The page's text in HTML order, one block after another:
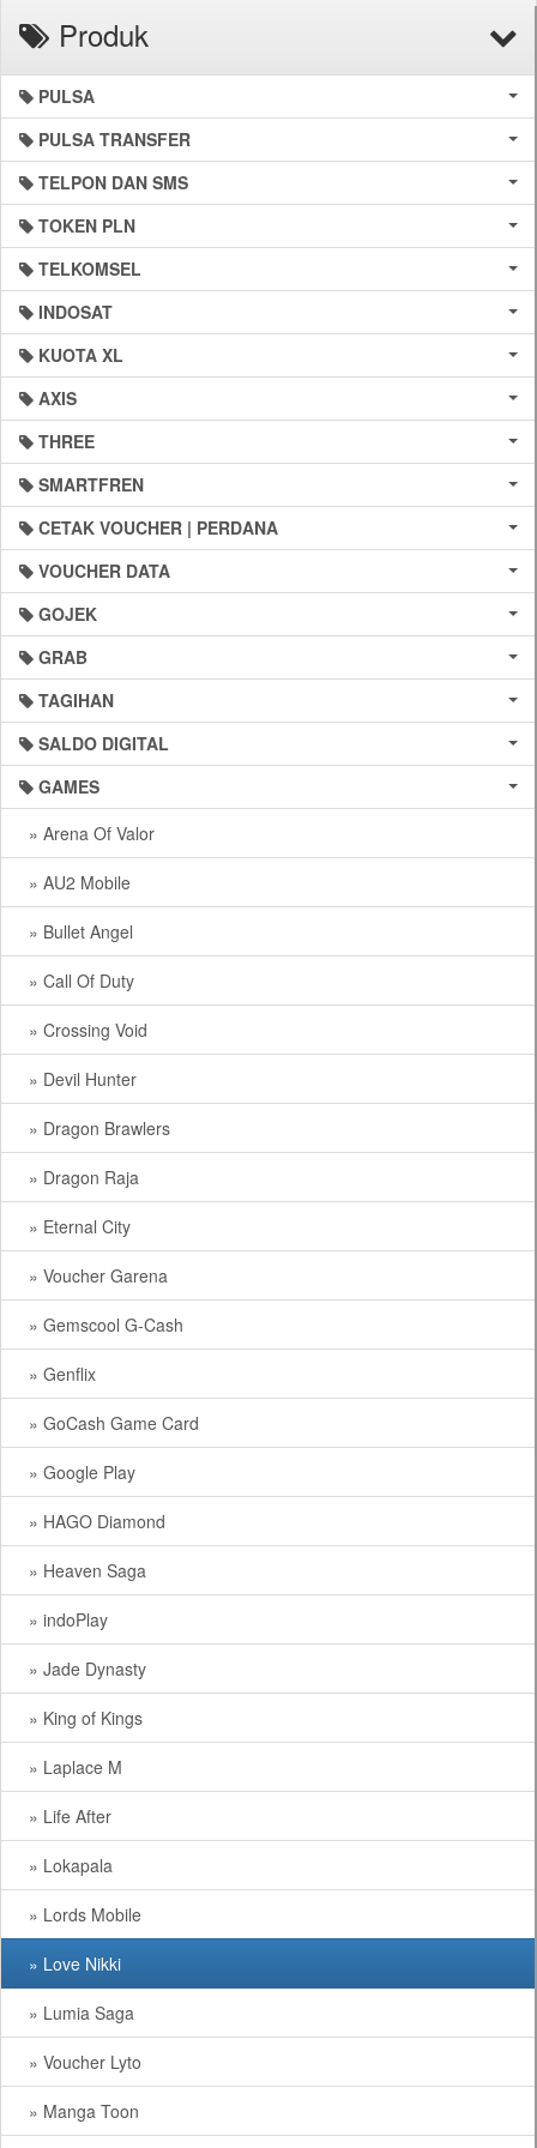
Produk
PULSA
PULSA TRANSFER
TELPON DAN SMS
TOKEN PLN
TELKOMSEL
INDOSAT
KUOTA XL
AXIS
THREE
SMARTFREN
CETAK VOUCHER | PERDANA
VOUCHER DATA
GOJEK
GRAB
TAGIHAN
SALDO DIGITAL
GAMES
» Arena Of Valor
» AU2 Mobile
» Bullet Angel
» Call Of Duty
» Crossing Void
» Devil Hunter
» Dragon Brawlers
» Dragon Raja
» Eternal City
» Voucher Garena
» Gemscool G-Cash
» Genflix
» GoCash Game Card
» Google Play
» HAGO Diamond
» Heaven Saga
» indoPlay
» Jade Dynasty
» King of Kings
» Laplace M
» Life After
» Lokapala
» Lords Mobile
» Love Nikki
» Lumia Saga
» Voucher Lyto
» Manga Toon